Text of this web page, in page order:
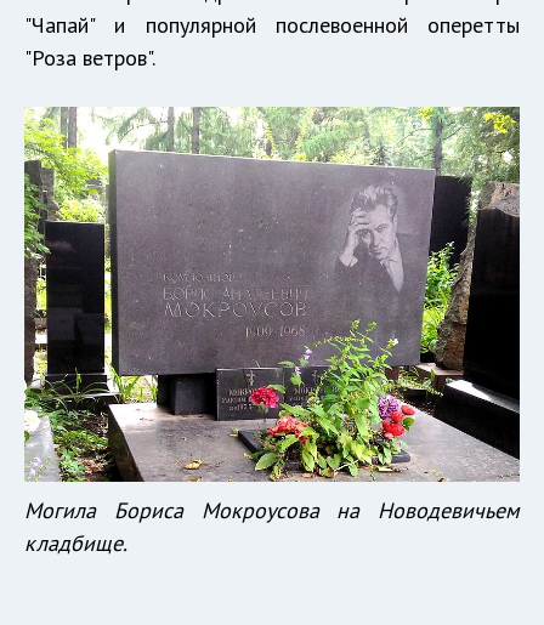
"Чапай" и популярной послевоенной оперетты
"Роза ветров".
Могила Бориса Мокроусова на Новодевичьем
кладбище.